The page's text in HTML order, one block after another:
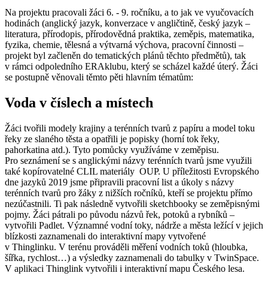
Na projektu pracovali žáci 6. - 9. ročníku, a to jak ve vyučovacích
hodinách (anglický jazyk, konverzace v angličtině, český jazyk –
literatura, přírodopis, přírodovědná praktika, zeměpis, matematika,
fyzika, chemie, tělesná a výtvarná výchova, pracovní činnosti –
projekt byl začleněn do tematických plánů těchto předmětů), tak
v rámci odpoledního ERAklubu, který se scházel každé úterý. Žáci
se postupně věnovali těmto pěti hlavním tématům:
Voda v číslech a místech
Žáci tvořili modely krajiny a terénních tvarů z papíru a model toku
řeky ze slaného těsta a opatřili je popisky (horní tok řeky,
pahorkatina atd.). Tyto pomůcky využíváme v zeměpisu.
Pro seznámení se s anglickými názvy terénních tvarů jsme využili
také kopírovatelné CLIL materiály OUP. U příležitosti Evropského
dne jazyků 2019 jsme připravili pracovní list a úkoly s názvy
terénních tvarů pro žáky z nižších ročníků, kteří se projektu přímo
nezúčastnili. Ti pak následně vytvořili sketchbooky se zeměpisnými
pojmy. Žáci pátrali po původu názvů řek, potoků a rybníků –
vytvořili Padlet. Významné vodní toky, nádrže a města ležící v jejich
blízkosti zaznamenali do interaktivní mapy vytvořené
v Thinglinku. V terénu prováděli měření vodních toků (hloubka,
šířka, rychlost…) a výsledky zaznamenali do tabulky v TwinSpace.
V aplikaci Thinglink vytvořili i interaktivní mapu Českého lesa.